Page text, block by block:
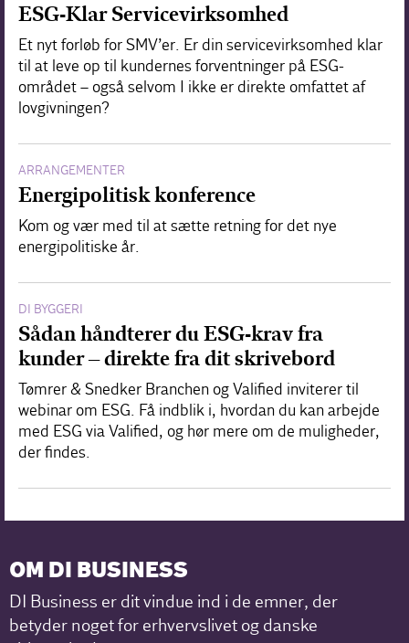
ESG-Klar Servicevirksomhed
Et nyt forløb for SMV’er. Er din servicevirksomhed klar
til at leve op til kundernes forventninger på ESG-
området – også selvom I ikke er direkte omfattet af
lovgivningen?
ARRANGEMENTER
Energipolitisk konference
Kom og vær med til at sætte retning for det nye
energipolitiske år.
DI BYGGERI
Sådan håndterer du ESG-krav fra
kunder – direkte fra dit skrivebord
Tømrer & Snedker Branchen og Valified inviterer til
webinar om ESG. Få indblik i, hvordan du kan arbejde
med ESG via Valified, og hør mere om de muligheder,
der findes.
OM DI BUSINESS
DI Business er dit vindue ind i de emner, der
betyder noget for erhvervslivet og danske